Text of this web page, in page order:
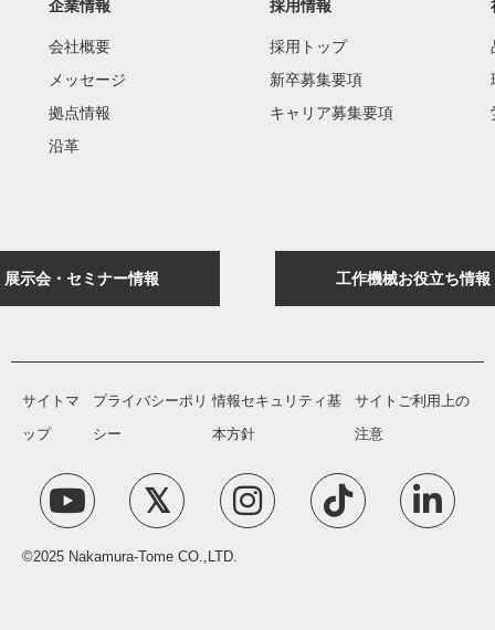
企業情報
会社概要
メッセージ
拠点情報
沿革
採用情報
採用トップ
新卒募集要項
キャリア募集要項
展示会・セミナー情報 工作機械お役立ち情報
サイトマ
ップ
プライバシーポリ
シー
情報セキュリティ基
本方針
サイトご利用上の
注意
©2025 Nakamura-Tome CO.,LTD.